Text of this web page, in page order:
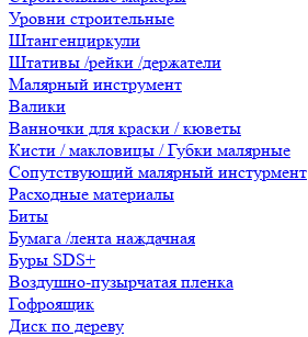
Уровни строительные
Штангенциркули
Штативы /рейки /держатели
Малярный инструмент
Валики
Ванночки для краски / кюветы
Кисти / макловицы / Губки малярные
Сопутствующий малярный инстурмент
Расходные материалы
Биты
Бумага /лента наждачная
Буры SDS+
Воздушно-пузырчатая пленка
Гофроящик
Диск по дереву